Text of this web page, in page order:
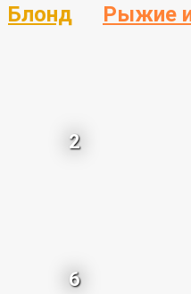
Блонд
Рыжие
2
6